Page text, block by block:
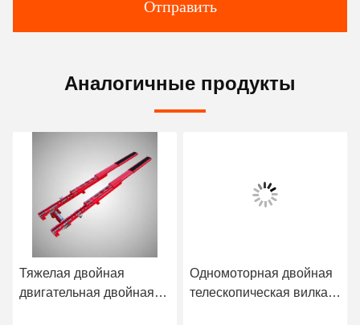
Отправить
Аналогичные продукты
Тяжелая двойная
двигательная двойная
Одномоторная двойная
телескопическая вилка